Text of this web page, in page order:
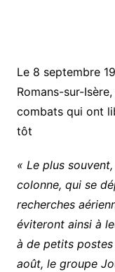
Le 8 septembre
Romans-sur-
combats qui ont
tôt
« Le plus
colonne, qui se
recherches
éviteront ainsi à
à de petits
août, le groupe